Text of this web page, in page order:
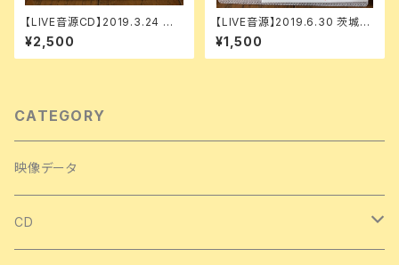
【LIVE音源CD】2019.3.24 風
見穏香のまんま vol. 26
¥2,500
【LIVE音源】2019.6.30 茨城@
びーどりーむ「ごじゃっぺ音楽
祭」
¥1,500
CATEGORY
映像データ
CD